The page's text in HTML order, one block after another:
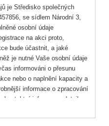
je Středisko společných
se sídlem Národní 3,
osobní údaje
na akci proto,
bude účastnit, a jaké
je nutné Vaše osobní údaje
informováni o přesunu
nebo o naplnění kapacity a
informace o zpracování
kontaktní informace, detail
kategorie příjemců, přehled